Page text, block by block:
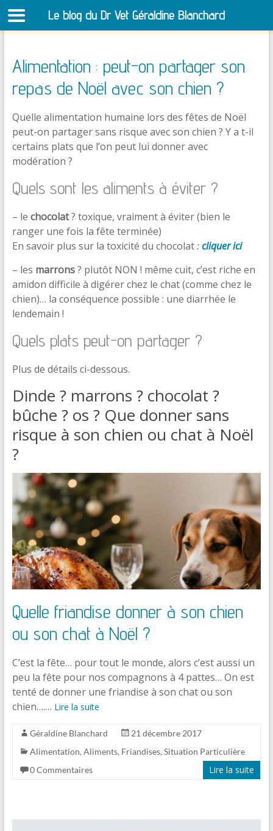
Alimentation : peut-on partager son
repas de Noël avec son chien ?
Quelle alimentation humaine lors des fêtes de Noël
peut-on partager sans risque avec son chien ? Y a t-il
certains plats que l’on peut lui donner avec
modération ?
Quels sont les aliments à éviter ?
– le chocolat? toxique, vraiment à éviter (bien le
ranger une fois la fête terminée)
En savoir plus sur la toxicité du chocolat:cliquer ici
– les marrons? plutôt NON ! même cuit, c’est riche en
amidon difficile à digérer chez le chat (comme chez le
chien)… la conséquence possible : une diarrhée le
lendemain !
Quels plats peut-on partager ?
Plus de détails ci-dessous.
Dinde ? marrons ? chocolat ?
bûche ? os ? Que donner sans
risque à son chien ou chat à Noël
?
Quelle friandise donner à son chien
ou son chat à Noël ?
C’est la fête… pour tout le monde, alors c’est aussi un
peu la fête pour nos compagnons à 4 pattes… On est
tenté de donner une friandise à son chat ou son
chien….… Lire la suite
Géraldine Blanchard
21 décembre 2017
Alimentation, Aliments, Friandises, Situation Particulière
0 Commentaires
Lire la suite
Le blog du Dr Vet Géraldine Blanchard